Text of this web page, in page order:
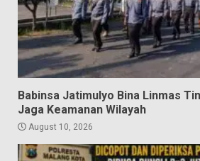
Babinsa Jatimulyo Bina Linmas
Jaga Keamanan Wilayah
August 10, 2026